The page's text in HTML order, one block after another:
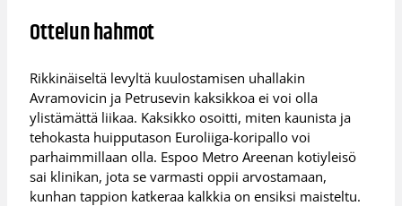
Ottelun hahmot
Rikkinäiseltä levyltä kuulostamisen uhallakin
Avramovicin ja Petrusevin kaksikkoa ei voi olla
ylistämättä liikaa. Kaksikko osoitti, miten kaunista ja
tehokasta huipputason Euroliiga-koripallo voi
parhaimmillaan olla. Espoo Metro Areenan kotiyleisö
sai klinikan, jota se varmasti oppii arvostamaan,
kunhan tappion katkeraa kalkkia on ensiksi maisteltu.